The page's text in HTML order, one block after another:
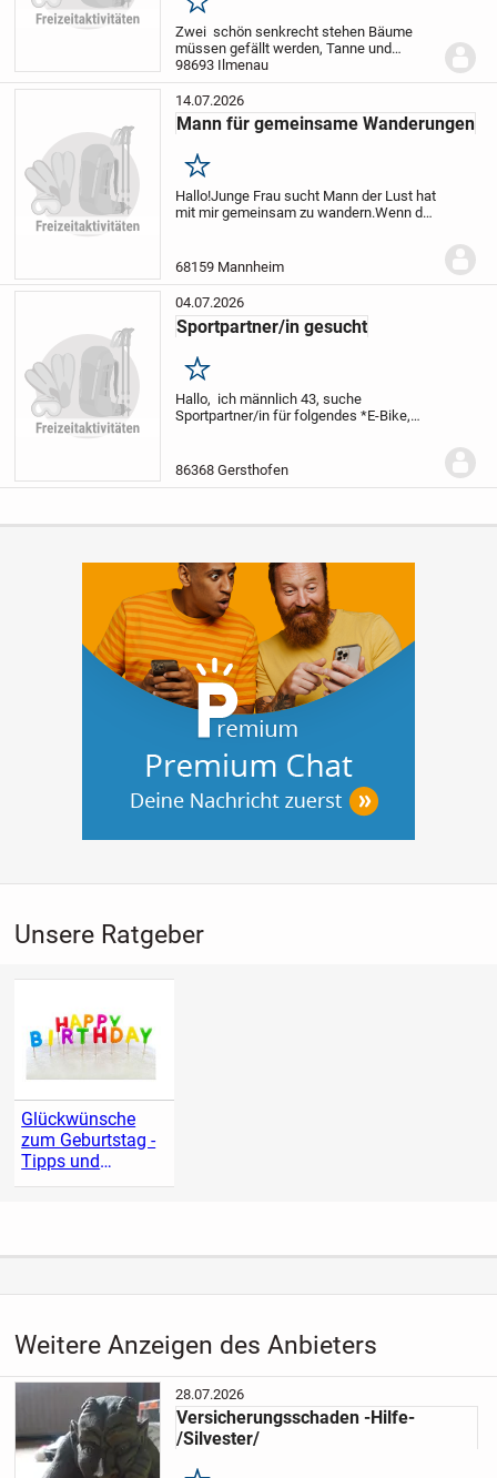
Merken
Zwei schön senkrecht stehen Bäume
müssen gefällt werden, Tanne und
Konifere. Beide sind ausgesprochen
gerade gewachsen und die Äste laden
geradezu ein, wie auf einer Leiter daran
hochzuklettern und...
98693 Ilmenau
14.07.2026
Mann für gemeinsame Wanderungen
Merken
Hallo!Junge Frau sucht Mann der Lust hat
mit mir gemeinsam zu wandern.Wenn du
68159 Mannheim
04.07.2026
Sportpartner/in gesucht
Merken
Hallo, ich männlich 43, suche
Sportpartner/in für folgendes *E-Bike,
sich gerne bei mir melden. Grüße
86368 Gersthofen
Unsere Ratgeber
Glückwünsche
zum Geburtstag -
Tipps und
Vorlagen
Weitere Anzeigen des Anbieters
28.07.2026
Versicherungsschaden -Hilfe-
/Silvester/